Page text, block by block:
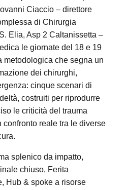
Ciaccio – direttore
di Chirurgia
Elia, Asp 2 Caltanissetta –
le giornate del 18 e 19
metodologica che segna un
dei chirurghi,
cinque scenari di
costruiti per riprodurre
le criticità del trauma
confronto reale tra le diverse
splenico da impatto,
chiuso, Ferita
Hub & spoke a risorse